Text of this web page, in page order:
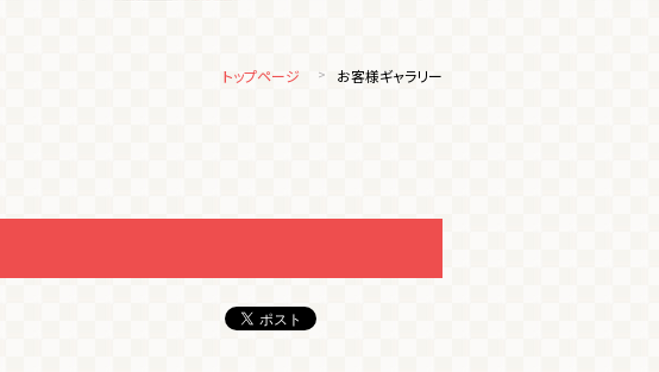
トップページ お客様ギャラリー